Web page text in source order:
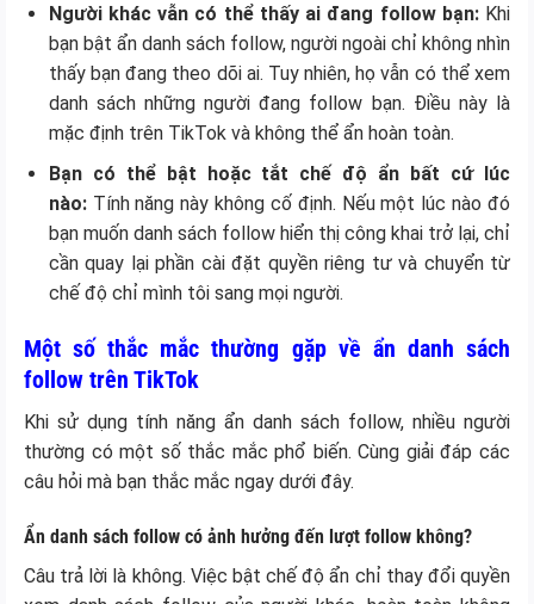
Người khác vẫn có thể thấy ai đang follow bạn:Khi
bạn bật ẩn danh sách follow, người ngoài chỉ không nhìn
thấy bạn đang theo dõi ai. Tuy nhiên, họ vẫn có thể xem
danh sách những người đang follow bạn. Điều này là
mặc định trên TikTok và không thể ẩn hoàn toàn.
Bạn có thể bật hoặc tắt chế độ ẩn bất cứ lúc
nào: Tính năng này không cố định. Nếu một lúc nào đó
bạn muốn danh sách follow hiển thị công khai trở lại, chỉ
cần quay lại phần cài đặt quyền riêng tư và chuyển từ
chế độ chỉ mình tôi sang mọi người.
Một số thắc mắc thường gặp về ẩn danh sách
follow trên TikTok
Khi sử dụng tính năng ẩn danh sách follow, nhiều người
thường có một số thắc mắc phổ biến. Cùng giải đáp các
câu hỏi mà bạn thắc mắc ngay dưới đây.
Ẩn danh sách follow có ảnh hưởng đến lượt follow không?
Câu trả lời là không. Việc bật chế độ ẩn chỉ thay đổi quyền